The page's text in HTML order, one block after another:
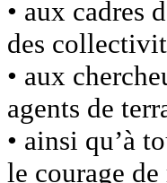
• aux cadres
des
• aux
agents de
• ainsi qu’à
le courage